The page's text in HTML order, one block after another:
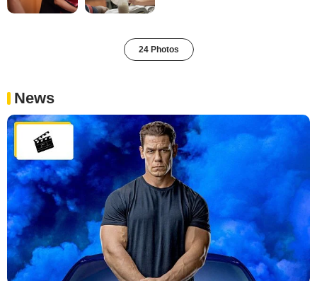
24 Photos
News